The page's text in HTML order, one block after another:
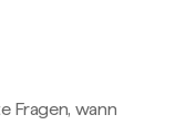
Fragen, wann